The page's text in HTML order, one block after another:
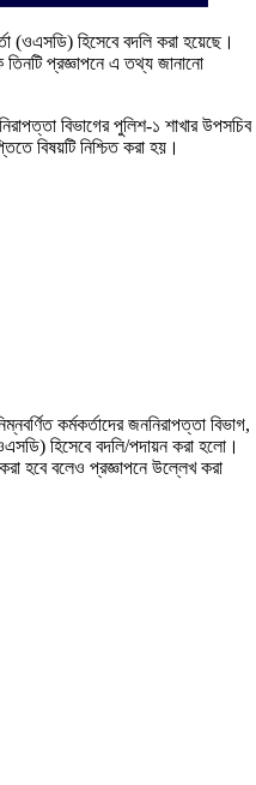
(ওএসডি) হিসেবে বদলি করা হয়েছে।
তিনটি প্রজ্ঞাপনে এ তথ্য জানানো
বিভাগের পুলিশ-১ শাখার উপসচিব
বিষয়টি নিশ্চিত করা হয়।
কর্মকর্তাদের জননিরাপত্তা বিভাগ,
হিসেবে বদলি/পদায়ন করা হলো।
হবে বলেও প্রজ্ঞাপনে উল্লেখ করা